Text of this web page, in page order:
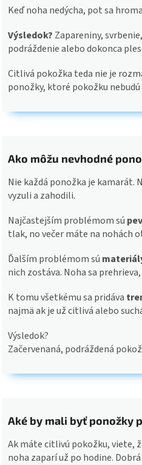
Keď noha nedýcha, pot sa
Výsledok? Zapareniny,
podráždenie alebo dokonca
Citlivá pokožka teda nie je
ponožky, ktoré pokožku
Ako môžu nevhodné
Nie každá ponožka je kamarát.
vyzuli a zahodili.
Najčastejším problémom sú
tlak, no večer máte na nohách
Ďalším problémom sú
nich zostáva. Noha sa
K tomu všetkému sa pridáva
najmä ak je už citlivá alebo
Výsledok?
Začervenaná, podráždená
Aké by mali byť ponožky
Ak máte citlivú pokožku, viete,
noha zaparí už po hodine.